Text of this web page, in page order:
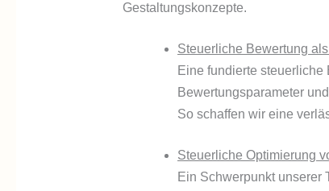
Gestaltungskonzepte.
Steuerliche Bewertung
Eine fundierte
Bewertungsparameter
So schaffen wir eine
Steuerliche Optimierung
Ein Schwerpunkt unserer